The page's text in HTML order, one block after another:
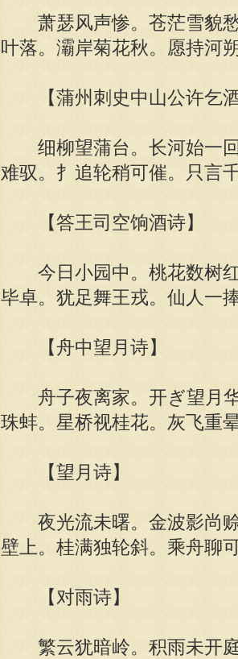
萧瑟风声惨。苍茫雪貌愁
叶落。灞岸菊花秋。愿持河
【蒲州刺史中山公许乞酒
细柳望蒲台。长河始一回
难驭。扌追轮稍可催。只言
【答王司空饷酒诗】
今日小园中。桃花数树红
毕卓。犹足舞王戎。仙人一
【舟中望月诗】
舟子夜离家。开ぎ望月华
珠蚌。星桥视桂花。灰飞重
【望月诗】
夜光流未曙。金波影尚赊
壁上。桂满独轮斜。乘舟聊
【对雨诗】
繁云犹暗岭。积雨未开庭